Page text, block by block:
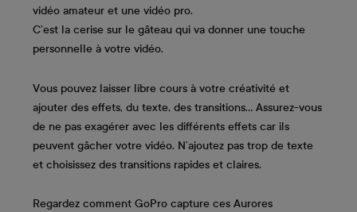
vidéo amateur et une vidéo pro.
C’est la cerise sur le gâteau qui va donner une touche
personnelle à votre vidéo.
Vous pouvez laisser libre cours à votre créativité et
ajouter des effets, du texte, des transitions... Assurez-vous
de ne pas exagérer avec les différents effets car ils
peuvent gâcher votre vidéo. N’ajoutez pas trop de texte
et choisissez des transitions rapides et claires.
Regardez comment GoPro capture ces Aurores